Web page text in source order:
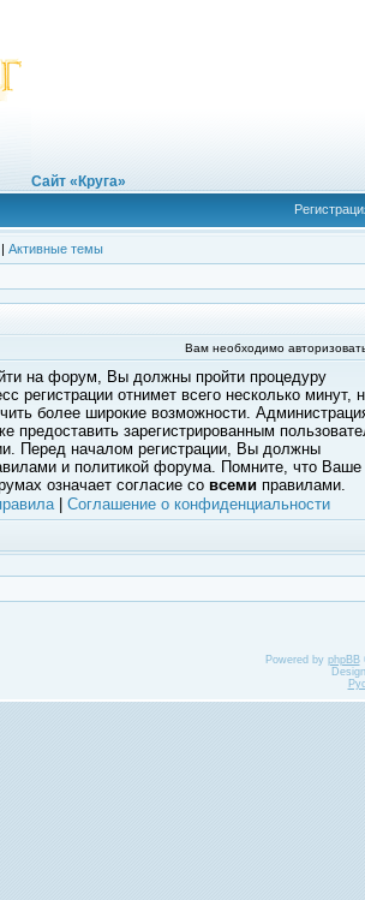
Сайт «Круга»
| Активные темы
Вам необходимо
на форум, Вы должны пройти процедуру
регистрации отнимет всего несколько минут,
более широкие возможности.
предоставить зарегистрированным
Перед началом регистрации, Вы должны
и политикой форума. Помните, что Ваше
означает согласие со всеми правилами.
| Соглашение о конфиденциальности
Powered by phpBB